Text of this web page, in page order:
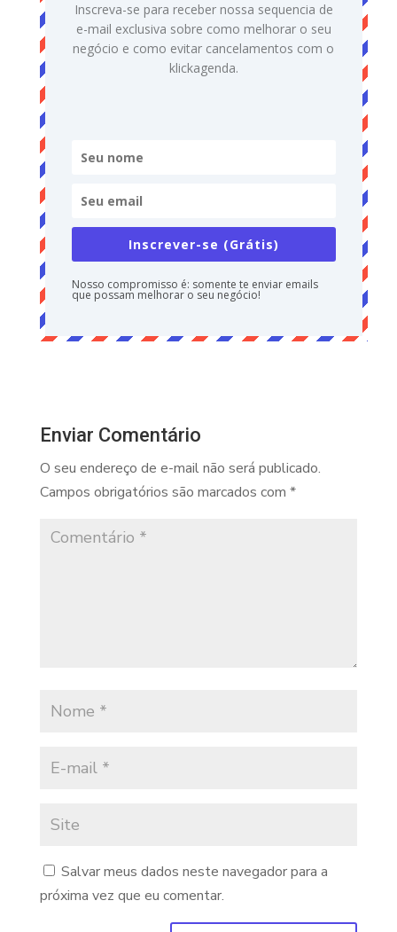
Inscreva-se para receber nossa sequencia de
e-mail exclusiva sobre como melhorar o seu
negócio e como evitar cancelamentos com o
klickagenda.
Inscrever-se (Grátis)
Nosso compromisso é: somente te enviar emails
que possam melhorar o seu negócio!
Enviar Comentário
O seu endereço de e-mail não será publicado.
Campos obrigatórios são marcados com *
Salvar meus dados neste navegador para a
próxima vez que eu comentar.